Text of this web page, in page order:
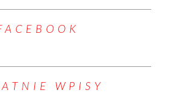
WPISY